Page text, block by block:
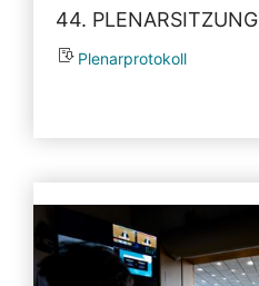
44. PLENARSITZUNG
Plenarprotokoll